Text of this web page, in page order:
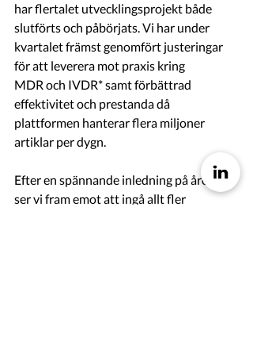
har flertalet utvecklingsprojekt både
slutförts och påbörjats. Vi har under
kvartalet främst genomfört justeringar
för att leverera mot praxis kring
MDR och IVDR* samt förbättrad
effektivitet och prestanda då
plattformen hanterar flera miljoner
artiklar per dygn.
Efter en spännande inledning på året så
ser vi fram emot att ingå allt fler